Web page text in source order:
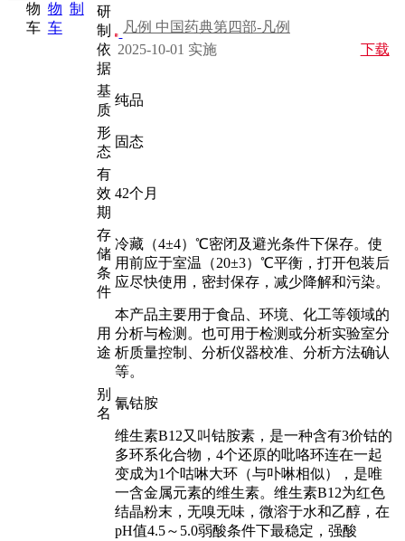
物
车
物
车
制
研
制
依
据
凡例 中国药典第四部-凡例
2025-10-01 实施
下载
基
质
纯品
形
态
固态
有
效
期
42个月
存
储
条
件
冷藏（4±4）℃密闭及避光条件下保存。使
用前应于室温（20±3）℃平衡，打开包装后
应尽快使用，密封保存，减少降解和污染。
用
途
本产品主要用于食品、环境、化工等领域的
分析与检测。也可用于检测或分析实验室分
析质量控制、分析仪器校准、分析方法确认
等。
别
名
氰钴胺
维生素B12又叫钴胺素，是一种含有3价钴的
多环系化合物，4个还原的吡咯环连在一起
变成为1个咕啉大环（与卟啉相似），是唯
一含金属元素的维生素。维生素B12为红色
结晶粉末，无嗅无味，微溶于水和乙醇，在
pH值4.5～5.0弱酸条件下最稳定，强酸